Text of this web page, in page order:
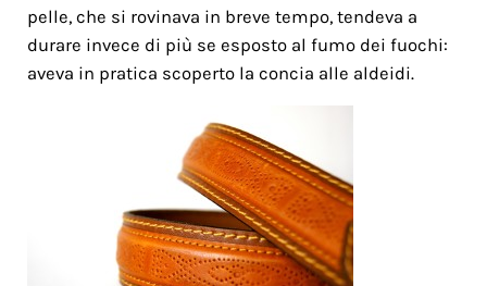
pelle, che si rovinava in breve tempo, tendeva a
durare invece di più se esposto al fumo dei fuochi:
aveva in pratica scoperto la concia alle aldeidi.